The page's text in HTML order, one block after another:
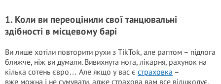
1. Коли ви переоцінили свої танцювальні
здібності в місцевому барі
Ви лише хотіли повторити рухи з TikTok, але раптом – підлога
ближче, ніж ви думали. Вивихнута нога, лікарня, рахунок на
кілька сотень євро… Але якщо у вас є страховка –
вже можна і не сумувати, адже страхова вам все відшкодує.